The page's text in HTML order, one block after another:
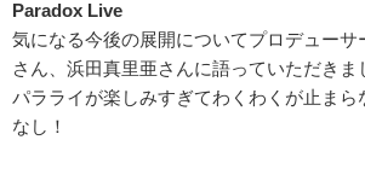
Paradox Live
気になる今後の展開についてプロデューサ
さん、浜田真里亜さんに語っていただき
パラライが楽しみすぎてわくわくが止まら
なし！